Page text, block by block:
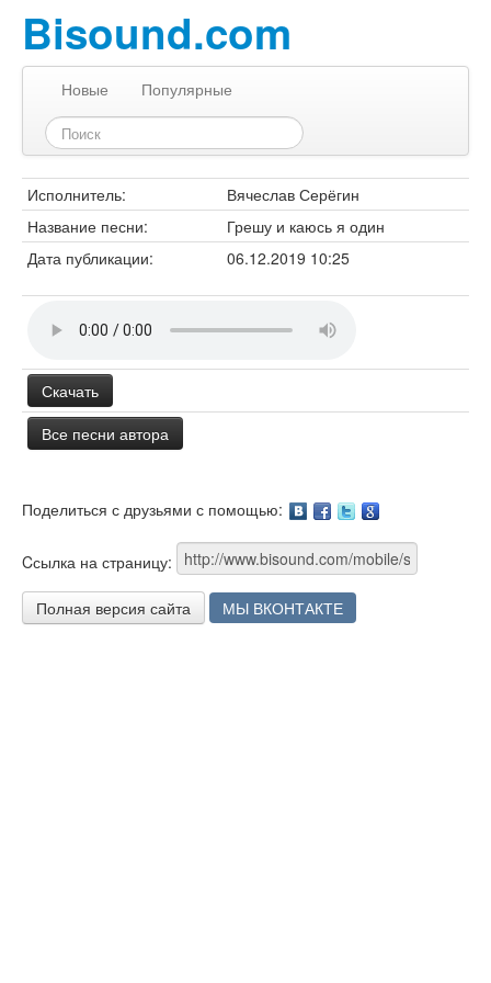
Bisound.com
Новые Популярные
Исполнитель:
Вячеслав Серёгин
Название песни:
Грешу и каюсь я один
Дата публикации:
06.12.2019 10:25
Скачать
Все песни автора
Поделиться с друзьями с помощью:
Cсылка на страницу:
Полная версия сайта МЫ ВКОНТАКТЕ